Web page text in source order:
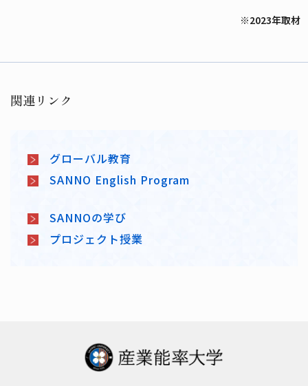
※2023年取材
関連リンク
グローバル教育
SANNO English Program
SANNOの学び
プロジェクト授業